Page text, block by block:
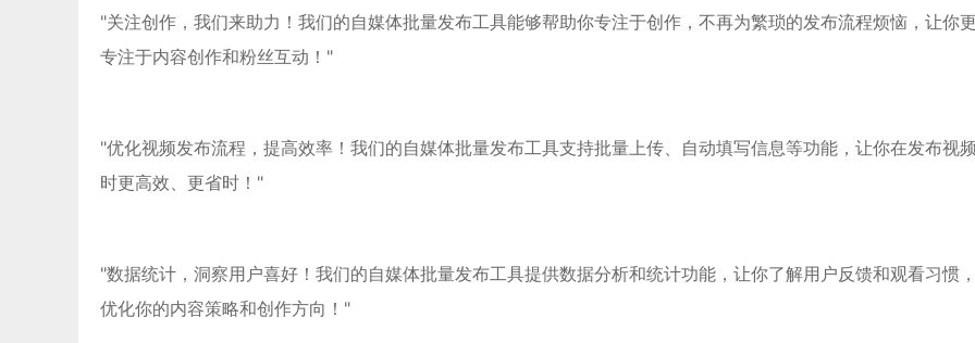
"关注创作，我们来助力！我们的自媒体批量发布工具能够帮助你专注于创作，不再为繁琐的发布流程烦恼，让你
专注于内容创作和粉丝互动！"
"优化视频发布流程，提高效率！我们的自媒体批量发布工具支持批量上传、自动填写信息等功能，让你在发布视
时更高效、更省时！"
"数据统计，洞察用户喜好！我们的自媒体批量发布工具提供数据分析和统计功能，让你了解用户反馈和观看习惯
优化你的内容策略和创作方向！"